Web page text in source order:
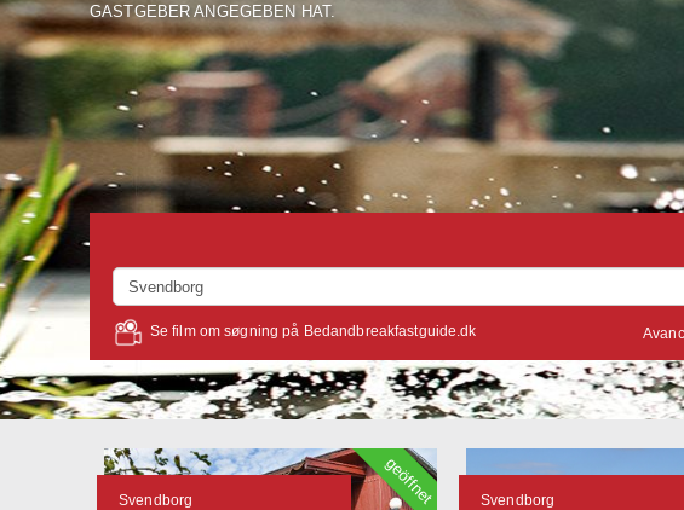
GASTGEBER ANGEGEBEN HAT.
Se film om søgning på Bedandbreakfastguide.dk
Svendborg geöffnet Svendborg